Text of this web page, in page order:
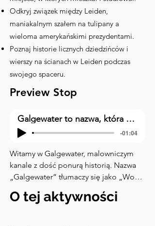
Odkryj związek między Leiden,
maniakalnym szałem na tulipany a
wieloma amerykańskimi prezydentami.
Poznaj historie licznych dziedzińców i
wierszy na ścianach w Leiden podczas
swojego spaceru.
Preview Stop
Galgewater to nazwa, która może odnosić się do różnych lokalizacji. Aby zapewnić dokładne tłumaczenie, proszę o podanie kontekstu lub szczegółów dotyczących tego, co ma być tłumaczone. Jeśli chodzi o geograficzne nazwy własne, często nie tłumaczy się ich bezpośrednio na inne języki.
-01:04
Witamy w Galgewater, malowniczym
kanale z dość ponurą historią. Nazwa
„Galgewater” tłumaczy się jako „Woda
szubienicy, która niegdyś tutaj stała.
O tej aktywności